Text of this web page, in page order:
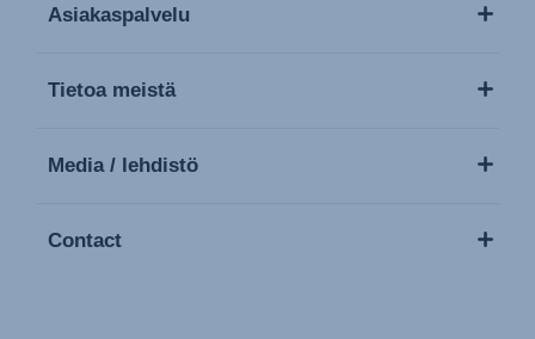
Asiakaspalvelu
Tietoa meistä
Media / lehdistö
Contact